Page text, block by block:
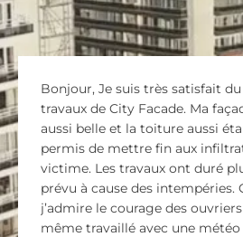
Bonjour, Je suis très satisfait
travaux de City Facade. Ma
aussi belle et la toiture aussi
permis de mettre fin aux
victime. Les travaux ont duré
prévu à cause des intempéries.
j’admire le courage des
même travaillé avec une météo